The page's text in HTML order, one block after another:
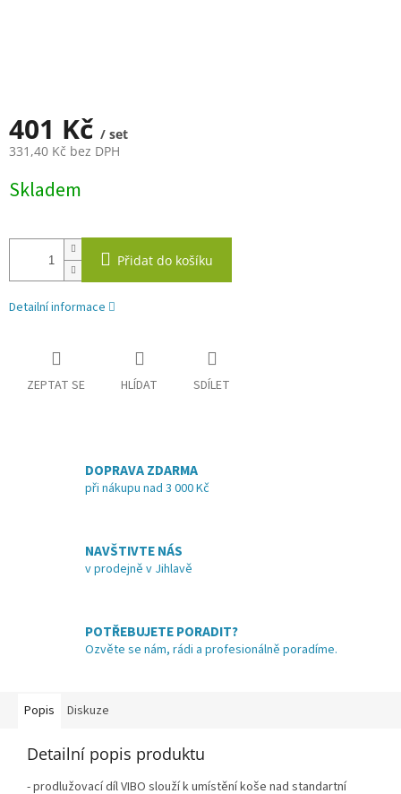
401 Kč / set
331,40 Kč bez DPH
cena:
Skladem
Přidat do košíku
Detailní informace
ZEPTAT SE HLÍDAT SDÍLET
DOPRAVA ZDARMA
při nákupu nad 3 000 Kč
NAVŠTIVTE NÁS
v prodejně v Jihlavě
POTŘEBUJETE PORADIT?
Ozvěte se nám, rádi a profesionálně poradíme.
Popis Diskuze
Detailní popis produktu
- prodlužovací díl VIBO slouží k umístění koše nad standartní